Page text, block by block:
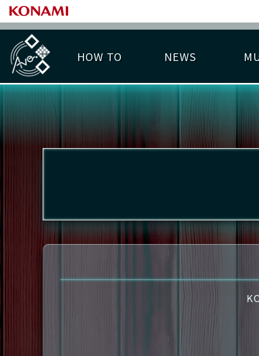
HOW TO NEWS
PLAY DATA TOP
称号 プレー履
ライバル一覧
LICENSE HIT CHART